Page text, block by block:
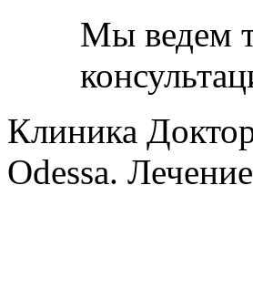
Мы ведем
Клиника
Odessa.